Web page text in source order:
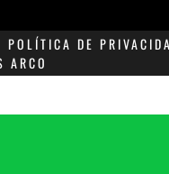
DE
ARCO